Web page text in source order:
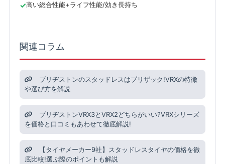
高い総合性能+ライフ性能/効き長持ち
関連コラム
ブリヂストンのスタッドレスはブリザック!VRXの特徴
や選び方を解説
ブリヂストンVRX3とVRX2どちらがいい?VRXシリーズ
を価格と口コミもあわせて徹底解説!
【タイヤメーカー9社】スタッドレスタイヤの価格を徹
底比較!選ぶ際のポイントも解説